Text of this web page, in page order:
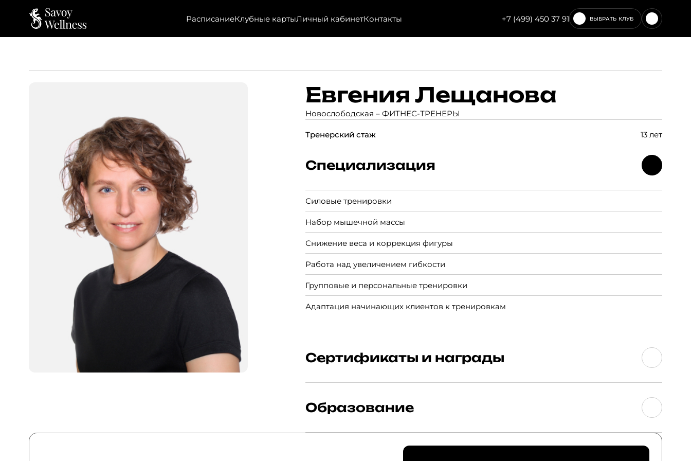
РасписаниеКлубные картыЛичный кабинетКонтакты +7 (499) 450 37 91 ВЫБРАТЬ КЛУБ
Евгения Лещанова
Новослободская –ФИТНЕС-ТРЕНЕРЫ
Тренерский стаж 13 лет
Специализация
Силовые тренировки
Набор мышечной массы
Снижение веса и коррекция фигуры
Работа над увеличением гибкости
Групповые и персональные тренировки
Адаптация начинающих клиентов к тренировкам
Сертификаты и награды
Первый взрослый разряд по лёгкой атлетике
Образование
НКФКиС колледж физической культуры и спорта